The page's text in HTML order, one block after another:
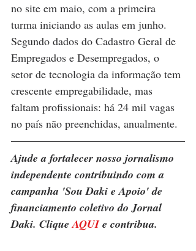
no site em maio, com a primeira
turma iniciando as aulas em junho.
Segundo dados do Cadastro Geral de
Empregados e Desempregados, o
setor de tecnologia da informação tem
crescente empregabilidade, mas
faltam profissionais: há 24 mil vagas
no país não preenchidas, anualmente.
Ajude a fortalecer nosso jornalismo
independente contribuindo com a
campanha 'Sou Daki e Apoio' de
financiamento coletivo do Jornal
Daki. Clique AQUI e contribua.